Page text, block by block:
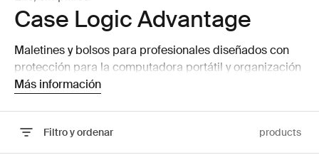
Case Logic Advantage
Maletines y bolsos para profesionales diseñados con
protección para la computadora portátil y organización
inteligente para los artículos esenciales de todos los
Más información
Filtro y ordenar products